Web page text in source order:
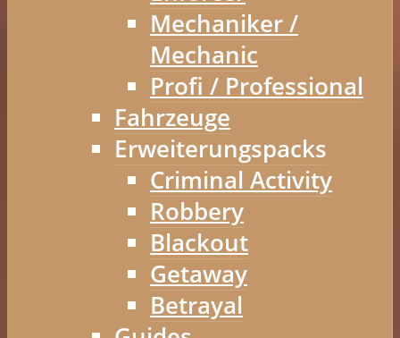
Mechaniker /
Mechanic
Profi / Professional
Fahrzeuge
Erweiterungspacks
Criminal Activity
Robbery
Blackout
Getaway
Betrayal